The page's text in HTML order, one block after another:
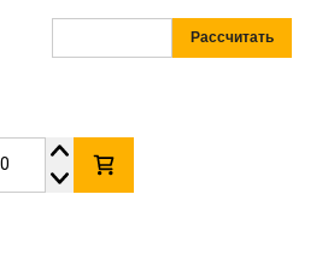
Рассчитать